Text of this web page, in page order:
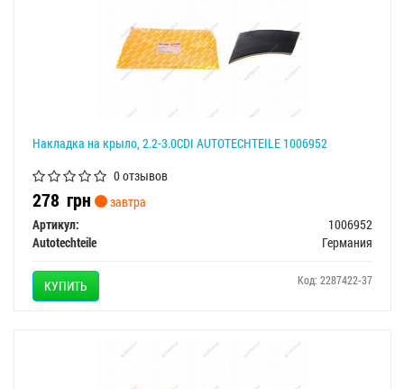
Накладка на крыло, 2.2-3.0CDI AUTOTECHTEILE 1006952
0 отзывов
278 грн
завтра
Артикул:
1006952
Autotechteile
Германия
КУПИТЬ Код: 2287422-37